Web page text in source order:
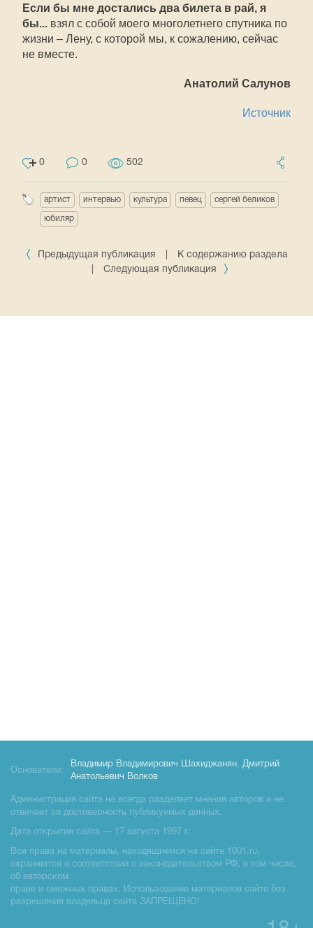
Если бы мне достались два билета в рай, я
бы... взял с собой моего многолетнего спутника по
жизни – Лену, с которой мы, к сожалению, сейчас
не вместе.
Анатолий Салунов
Источник
0 0 502
артист интервью культура певец сергей беликов
юбиляр
Предыдущая публикация
К содержанию раздела
Следующая публикация
Основатели:
Владимир Владимирович Шахиджанян, Дмитрий
Анатольевич Волков
Администрация сайта не всегда разделяет мнения авторов и не
отвечает за достоверность публикуемых данных.
Дата открытия сайта — 17 августа 1997 г.
Все права на материалы, находящиемся на сайте 1001.ru,
охраняются в соответствии с законодательством РФ, в том числе,
об авторском
праве и смежных правах. Использование материалов сайте без
разрешения владельца сайта ЗАПРЕЩЕНО!